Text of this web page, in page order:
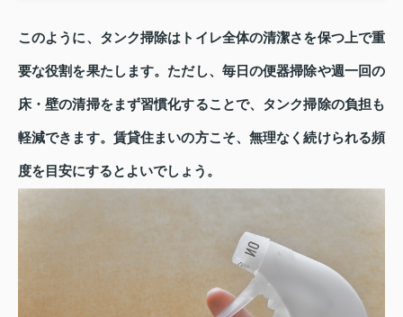
このように、タンク掃除はトイレ全体の清潔さを保つ上で重
要な役割を果たします。ただし、毎日の便器掃除や週一回の
床・壁の清掃をまず習慣化することで、タンク掃除の負担も
軽減できます。賃貸住まいの方こそ、無理なく続けられる頻
度を目安にするとよいでしょう。